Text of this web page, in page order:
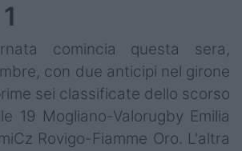
comincia questa sera,
con due anticipi nel girone
sei classificate dello scorso
19 Mogliano-Valorugby Emilia
Rovigo-Fiamme Oro. L'altra